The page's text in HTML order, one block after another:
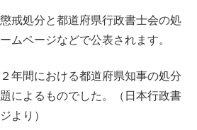
戒処分と都道府県行政書士会の処
ムページなどで公表されます。
年間における都道府県知事の処分
によるものでした。（日本行政書
より）